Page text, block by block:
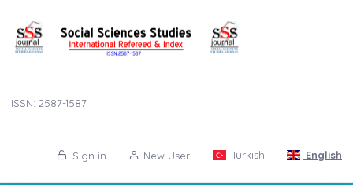
ISSN: 2587-1587
Sign in New User Turkish English